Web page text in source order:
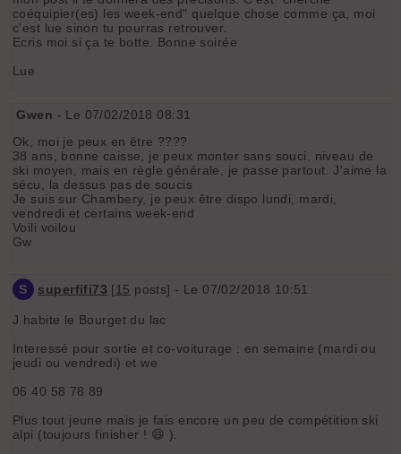
coéquipier(es) les week-end" quelque chose comme ça, moi
c'est lue sinon tu pourras retrouver.
Ecris moi si ça te botte. Bonne soirée
Lue
Gwen - Le 07/02/2018 08:31
Ok, moi je peux en être ????
38 ans, bonne caisse, je peux monter sans souci, niveau de
ski moyen, mais en règle générale, je passe partout. J'aime la
sécu, la dessus pas de soucis
Je suis sur Chambery, je peux être dispo lundi, mardi,
vendredi et certains week-end
Voili voilou
Gw
S superfifi73 [15 posts] - Le 07/02/2018 10:51
J habite le Bourget du lac
Interessé pour sortie et co-voiturage : en semaine (mardi ou
jeudi ou vendredi) et we
06 40 58 78 89
Plus tout jeune mais je fais encore un peu de compétition ski
alpi (toujours finisher ! 😄 ).